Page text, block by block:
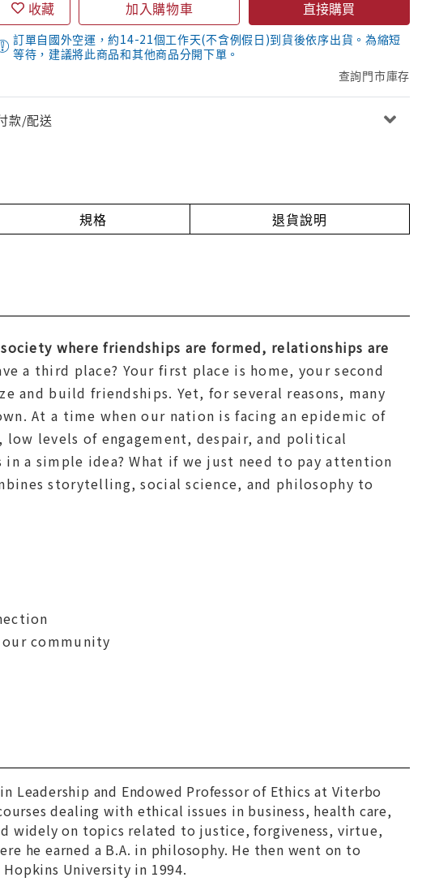
收藏 加入購物車 直接購買
訂單自國外空運，約14-21個工作天(不含例假日)到貨後依序出貨。為縮短
等待，建議將此商品和其他商品分開下單。
查詢門市庫存
款/配送
規格 退貨說明
where friendships are formed, relationships are
a third place? Your first place is home, your second
and build friendships. Yet, for several reasons, many
At a time when our nation is facing an epidemic of
levels of engagement, despair, and political
a simple idea? What if we just need to pay attention
storytelling, social science, and philosophy to
community
and Endowed Professor of Ethics at Viterbo
dealing with ethical issues in business, health care,
widely on topics related to justice, forgiveness, virtue,
he earned a B.A. in philosophy. He then went on to
University in 1994.